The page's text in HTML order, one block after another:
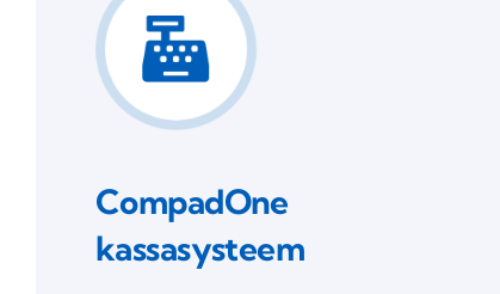
CompadOne
kassasysteem